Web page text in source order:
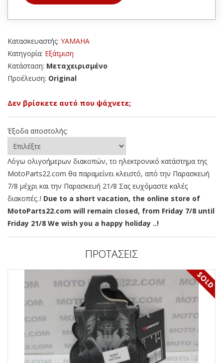
Κατασκευαστής: YAMAHA
Κατηγορία: Εξάτμιση
Κατάσταση: Μεταχειρισμένο
Προέλευση: Original
Δεν βρίσκετε αυτό που ψάχνετε;
Έξοδα αποστολής:
Λόγω ολιγοήμερων διακοπών, το ηλεκτρονικό κατάστημα της
MotoParts22.com θα παραμείνει κλειστό, από την Παρασκευή
7/8 μέχρι και την Παρασκευή 21/8 Σας ευχόμαστε καλές
διακοπές..! Due to a short vacation, the online store of
MotoParts22.com will remain closed, from Friday 7/8 until
Friday 21/8 We wish you a happy holiday ..!
ΠΡΟΤΑΣΕΙΣ